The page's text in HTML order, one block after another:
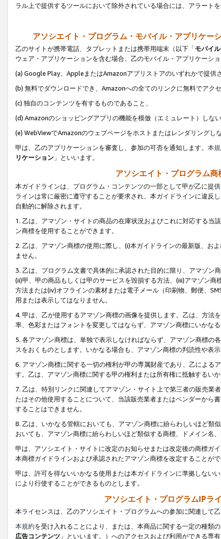
ラル上で提供するツールにおいて除外されている場合には、アラート
アソシエイト・プログラム・モバイル・アプリケー
乙のサイトが携帯電話、タブレットまたは携帯用端末（以下「モバイ
ウェア・アプリケーションを含む場合、乙のモバイル・アプリケーシ
(a) Google Play、AppleまたはAmazonアプリストアのいずれかで提供
(b) 無料でダウンロードでき、Amazonへの全てのリンクに無料でアク
(c) 独自のコンテンツを有するものであること、
(d) Amazonのショッピングアプリの機能を模倣（エミュレート）しな
(e) WebViewでAmazonのウェブページをホストまたはレンダリングし
甲は、乙のアプリケーションを審査し、参加の可否を通知します。 本
リケーション 」といいます。
アソシエイト・プログラム
本ガイドラインは、プログラム・コンテンツの一部として甲が乙に提
ラインは常に厳密に遵守することが要求され、本ガイドラインに違反
自動的に解除されます。
1. 乙は、アマゾン・サイトの商品の在庫状況およびこれに対応する
ン商標を使用することができます。
2. 乙は、アマゾン商標の使用に際し、(i)本ガイドラインの最新版、お
ません。
3. 乙は、プログラム文書で具体的に承認された目的に限り、アマゾン
(ii)甲、甲の商品もしくは甲のサービスを毀損する方法、(iii)アマゾン
方法または(iv)オフラインの素材または電子メール（印刷物、郵便、
用または表示してはなりません。
4. 甲は、乙が使用するアマゾン商標の画像を提供します。乙は、方
率、色彩またはフォントを変更してはならず、アマゾン商標にいかな
5. 各アマゾン商標は、単独で表示しなければならず、アマゾン商標
スをおくものとします。いかなる場合も、アマゾン商標の判読性や表
6. アマゾン商標に関する一切の権利が甲の専属財産であり、乙による
す。乙は、アマゾン商標に関する甲の権利または所有権に抵触するい
7. 乙は、特別リンクに関連してアマゾン・サイト上で第三者の販売
たはその他使用することについて、当該販売業者またはベンダーから
することはできません。
8. 乙は、いかなる管轄においても、アマゾン商標に紛らわしいほど類
おいても、アマゾン商標に紛らわしいほど類似する商標、ドメイン名
甲は、アソシエイト・サイトに改定のお知らせまたは改定後の商標ガ
本商標ガイドラインおよび承認されたアマゾン商標を改定することが
甲は、許可を得ないいかなる使用または本ガイドラインに準拠しない
により行使することができるものとします。
アソシエイト・プログラムIPラ
本ライセンスは、乙のアソシエイト・プログラムへの参加に関連して
本規約を受け入れることにより、または、本商品に関する一定の種類
広告コンテンツ 」といいます。）へのアクセスおよび利用ができる専